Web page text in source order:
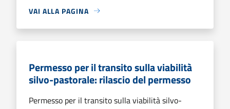
VAI ALLA PAGINA
Permesso per il transito sulla viabilità
silvo-pastorale: rilascio del permesso
Permesso per il transito sulla viabilità silvo-